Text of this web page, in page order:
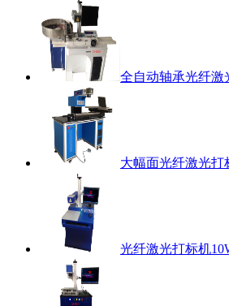
全自动轴承光纤激
大幅面光纤激光打
光纤激光打标机